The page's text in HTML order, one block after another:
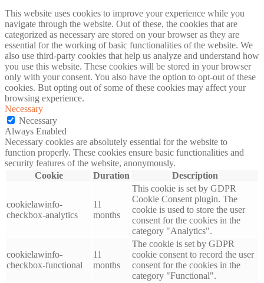
This website uses cookies to improve your experience while you
navigate through the website. Out of these, the cookies that are
categorized as necessary are stored on your browser as they are
essential for the working of basic functionalities of the website. We
also use third-party cookies that help us analyze and understand how
you use this website. These cookies will be stored in your browser
only with your consent. You also have the option to opt-out of these
cookies. But opting out of some of these cookies may affect your
browsing experience.
Necessary
Necessary
Always Enabled
Necessary cookies are absolutely essential for the website to
function properly. These cookies ensure basic functionalities and
security features of the website, anonymously.
Cookie
Duration Description
cookielawinfo-
checkbox-analytics
11
months
This cookie is set by GDPR
Cookie Consent plugin. The
cookie is used to store the user
consent for the cookies in the
category "Analytics".
cookielawinfo-
checkbox-functional
11
months
The cookie is set by GDPR
cookie consent to record the user
consent for the cookies in the
category "Functional".